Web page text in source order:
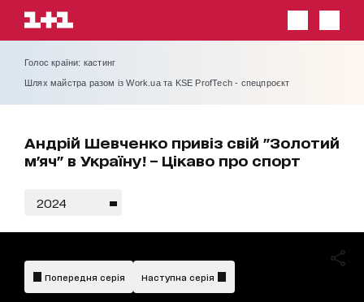
Голос країни: кастинг
Шлях майстра разом із Work.ua та KSE ProfTech - спецпроєкт
Андрій Шевченко привіз свій "Золотий
м'яч" в Україну! – Цікаво про спорт
2024
Попередня серія Наступна серія